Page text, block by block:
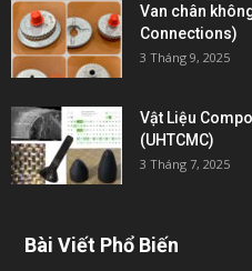
Van chân
Connections)
3 Tháng 9, 2025
Vật Liệu
(UHTCMC)
3 Tháng 7, 2025
Bài Viết Phổ Biến